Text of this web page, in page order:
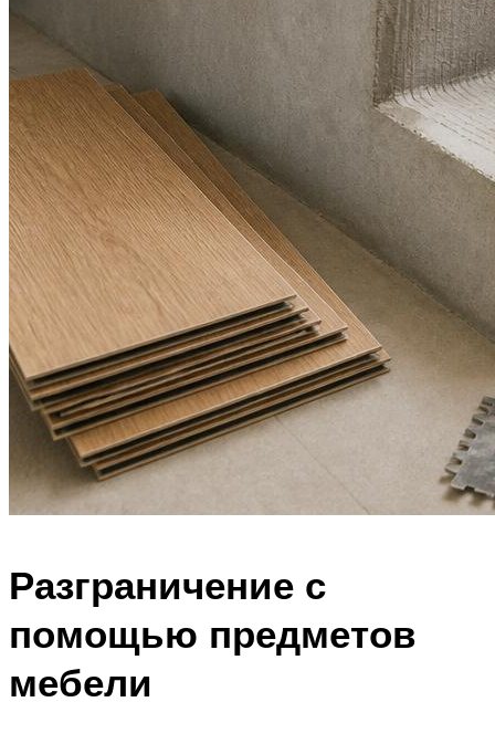
Разграничение с
помощью предметов
мебели